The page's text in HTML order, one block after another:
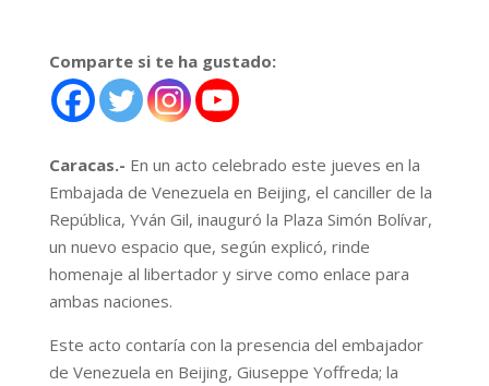
Comparte si te ha gustado:
Caracas.- En un acto celebrado este jueves en la
Embajada de Venezuela en Beijing, el canciller de la
República, Yván Gil, inauguró la Plaza Simón Bolívar,
un nuevo espacio que, según explicó, rinde
homenaje al libertador y sirve como enlace para
ambas naciones.
Este acto contaría con la presencia del embajador
de Venezuela en Beijing, Giuseppe Yoffreda; la